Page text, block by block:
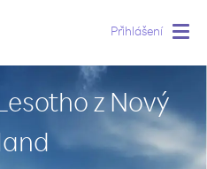
Přihlášení
z Nový